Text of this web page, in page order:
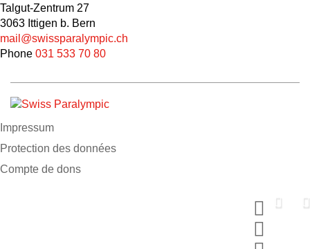
Talgut-Zentrum 27
3063 Ittigen b. Bern
mail@swissparalympic.ch
Phone 031 533 70 80
Impressum
Protection des données
Compte de dons